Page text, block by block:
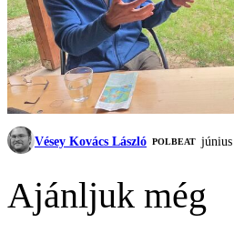
Vésey Kovács László ‎POLBEAT
Ajánljuk még